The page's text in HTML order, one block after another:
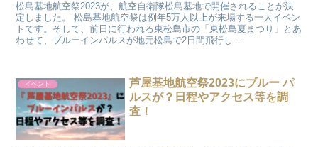
松島基地航空祭2023が、航空自衛隊松島基地で開催されることが決
定しました。 松島基地航空祭は例年5万人以上が来場する一大イベン
トです。そして、前日に行われる東松島市の「東松島夏まつり」とあ
わせて、ブルーインパルスが地元松島で2日間飛行し...
イベント
芦屋基地航空祭2023にブルー パ
ルスが？日程やアクセス等を調
査！